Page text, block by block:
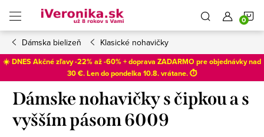
obsah
Dámska bielizeň Klasické nohavičky
☀️ DNES Akčné zľavy -22% až -60% + doprava ZADARMO pre objednávky nad
30 €. Len dopondelka 10.8. vrátane. ⏱️
Dámske nohavičky s čipkou a s
vyšším pásom 6009